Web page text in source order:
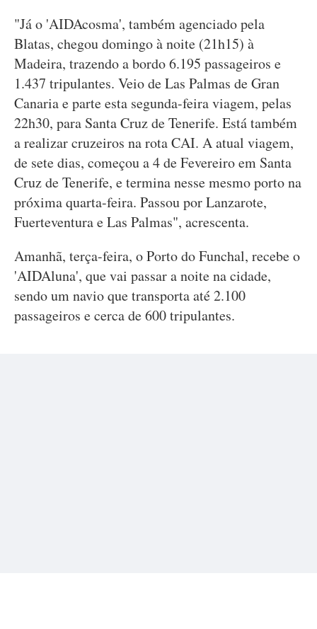
"Já o 'AIDAcosma', também agenciado pela
Blatas, chegou domingo à noite (21h15) à
Madeira, trazendo a bordo 6.195 passageiros e
1.437 tripulantes. Veio de Las Palmas de Gran
Canaria e parte esta segunda-feira viagem, pelas
22h30, para Santa Cruz de Tenerife. Está também
a realizar cruzeiros na rota CAI. A atual viagem,
de sete dias, começou a 4 de Fevereiro em Santa
Cruz de Tenerife, e termina nesse mesmo porto na
próxima quarta-feira. Passou por Lanzarote,
Fuerteventura e Las Palmas", acrescenta.
Amanhã, terça-feira, o Porto do Funchal, recebe o
'AIDAluna', que vai passar a noite na cidade,
sendo um navio que transporta até 2.100
passageiros e cerca de 600 tripulantes.